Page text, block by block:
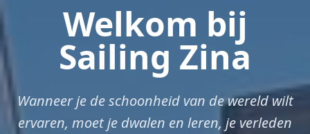
Welkom bij
Sailing Zina
Wanneer je de schoonheid van de wereld wilt
ervaren, moet je dwalen en leren, je verleden